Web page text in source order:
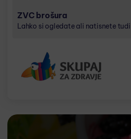
ZVC brošura
Lahko si ogledate ali natisnete